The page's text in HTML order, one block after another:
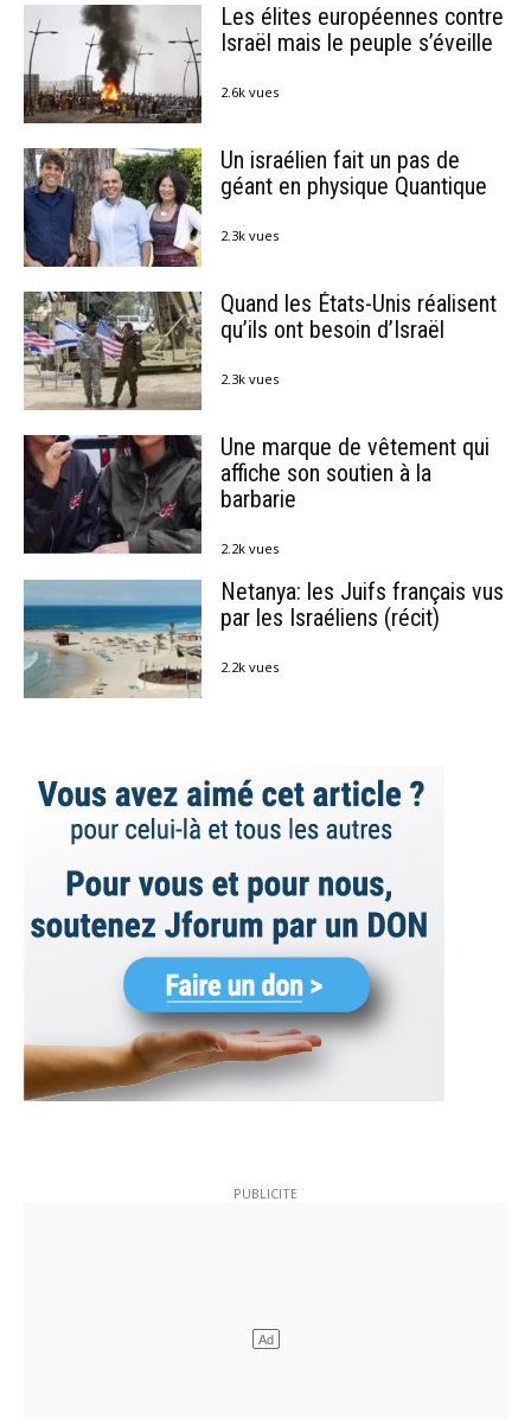
Les élites européennes contre
Israël mais le peuple s’éveille
2.6k vues
Un israélien fait un pas de
géant en physique Quantique
2.3k vues
Quand les États-Unis réalisent
qu’ils ont besoin d’Israël
2.3k vues
Une marque de vêtement qui
affiche son soutien à la
barbarie
2.2k vues
Netanya: les Juifs français vus
par les Israéliens (récit)
2.2k vues